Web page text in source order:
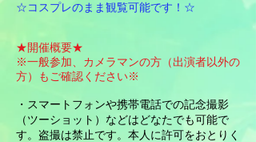
​☆コスプレのまま観覧可能です！☆
★開催概要★
※一般参加、カメラマンの方（出演者以外の
方）もご確認ください※
・スマートフォンや携帯電話での記念撮影
（ツーショット）などはどなたでも可能で
す。盗撮は禁止です。本人に許可をおとりく